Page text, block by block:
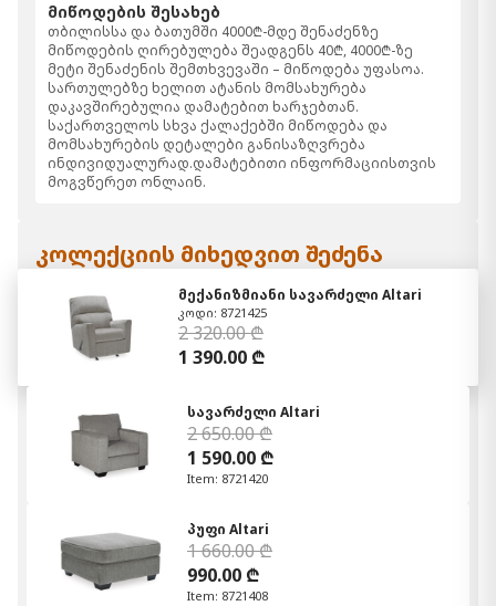
მიწოდების შესახებ
თბილისსა და ბათუმში 4000₾-მდე შენაძენზე
მიწოდების ღირებულება შეადგენს 40₾, 4000₾-ზე
მეტი შენაძენის შემთხვევაში – მიწოდება უფასოა.
სართულებზე ხელით ატანის მომსახურება
დაკავშირებულია დამატებით ხარჯებთან.
საქართველოს სხვა ქალაქებში მიწოდება და
მომსახურების დეტალები განისაზღვრება
ინდივიდუალურად.დამატებითი ინფორმაციისთვის
მოგვწერეთ ონლაინ.
კოლექციის მიხედვით შეძენა
მექანიზმიანი სავარძელი Altari
კოდი: 8721425
2 320.00 ₾
1 390.00 ₾
სავარძელი Altari
2 650.00 ₾
1 590.00 ₾
Item: 8721420
პუფი Altari
1 660.00 ₾
990.00 ₾
Item: 8721408